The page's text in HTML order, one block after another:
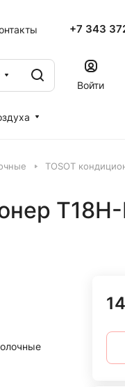
+7 343
Войти
TOSOT